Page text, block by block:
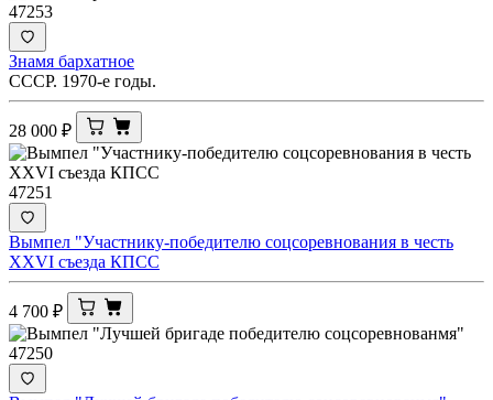
47253
Знамя бархатное
СССР. 1970-е годы.
28 000 ₽
47251
Вымпел "Участнику-победителю соцсоревнования в честь
XXVI съезда КПСС
4 700 ₽
47250